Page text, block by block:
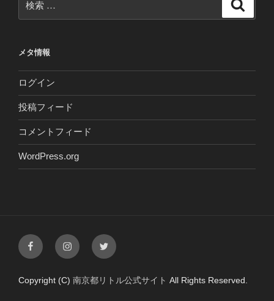
索:
メタ情報
ログイン
投稿フィード
コメントフィード
WordPress.org
FacebookInstagramTwitter
Copyright (C) 南京都リトル公式サイト All Rights Reserved.